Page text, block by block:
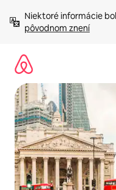
obsah.
Niektoré informácie
pôvodnom znení